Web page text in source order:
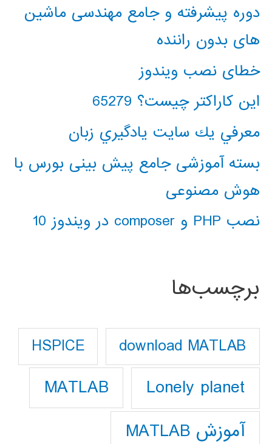
دوره پیشرفته و جامع مهندسی ماشین
های بدون راننده
خطای نصب ویندوز
این کاراکتر چیست؟ 65279
معرفي يك سايت يادگيري زبان
بسته آموزشی جامع پیش بینی بورس با
هوش مصنوعی
نصب PHP و composer در ویندوز 10
برچسب‌ها
download MATLAB
HSPICE
Lonely planet
MATLAB
آموزش MATLAB